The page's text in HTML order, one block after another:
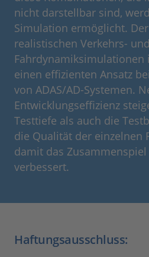
nicht darstellbar sind,
Simulation ermöglicht.
realistischen Verkehrs- und
einen effizienten Ansatz
von ADAS/AD-Systemen.
Entwicklungseffizienz
Testtiefe als auch die
die Qualität der einzelnen
damit das
verbessert.
Haftungsausschluss: